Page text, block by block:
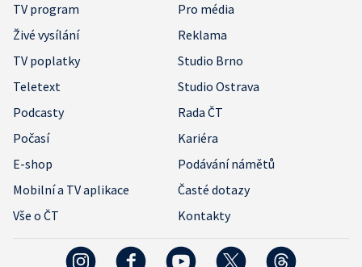
TV program
Pro média
Živé vysílání
Reklama
TV poplatky
Studio Brno
Teletext
Studio Ostrava
Podcasty
Rada ČT
Počasí
Kariéra
E-shop
Podávání námětů
Mobilní a TV aplikace
Časté dotazy
Vše o ČT
Kontakty